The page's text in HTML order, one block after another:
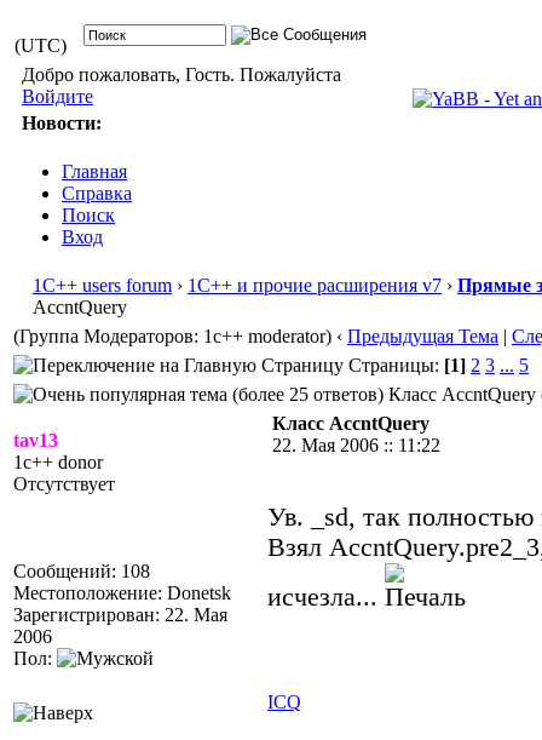
(UTC)
Добро пожаловать, Гость. Пожалуйста
Войдите
Новости:
Главная
Справка
Поиск
Вход
1С++ users forum › 1С++ и прочие расширения v7 › Прямые
AccntQuery
(Группа Модераторов: 1c++ moderator) ‹ Предыдущая Тема |
Страницы: [1] 2 3 ... 5
Класс AccntQuery
tav13
1c++ donor
Отсутствует
Сообщений: 108
Местоположение: Donetsk
Зарегистрирован: 22. Мая
2006
Пол:
Класс AccntQuery
22. Мая 2006 :: 11:22
Ув. _sd, так полностью
Взял
исчезла...
ICQ